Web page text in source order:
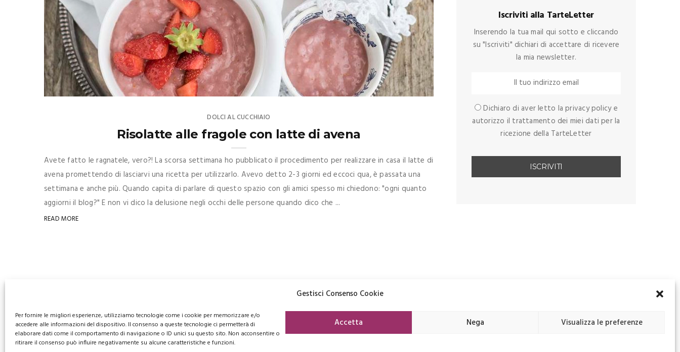
Gestisci Consenso Cookie
Per fornire le migliori esperienze, utilizziamo tecnologie come i cookie per memorizzare e/o
accedere alle informazioni del dispositivo. Il consenso a queste tecnologie ci permetterà di
elaborare dati come il comportamento di navigazione o ID unici su questo sito. Non acconsentire o
ritirare il consenso può influire negativamente su alcune caratteristiche e funzioni.
Accetta Nega Visualizza le preferenze
DOLCI AL CUCCHIAIO
Risolatte alle fragole con latte di avena
Avete fatto le ragnatele, vero?! La scorsa settimana ho pubblicato il procedimento per realizzare in casa il latte di
avena promettendo di lasciarvi una ricetta per utilizzarlo. Avevo detto 2-3 giorni ed eccoci qua, è passata una
settimana e anche più. Quando capita di parlare di questo spazio con gli amici spesso mi chiedono: "ogni quanto
aggiorni il blog?" E non vi dico la delusione negli occhi delle persone quando dico che ...
READ MORE
Iscriviti alla TarteLetter
Inserendo la tua mail qui sotto e cliccando
su "Iscriviti" dichiari di accettare di ricevere
la mia newsletter.
Dichiaro di aver letto la privacy policy e
autorizzo il trattamento dei miei dati per la
ricezione della TarteLetter
FACEBOOK PINTEREST